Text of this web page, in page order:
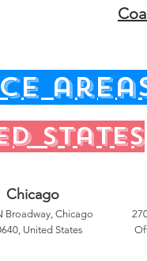
states
Chicago
Broadway, Chicago
United States